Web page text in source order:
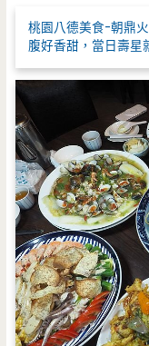
桃園八德美食-朝鼎
腹好香甜，當日壽星